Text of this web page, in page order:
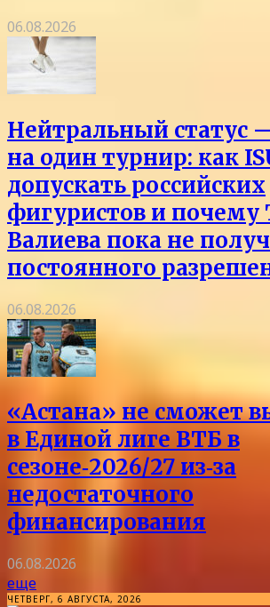
06.08.2026
Нейтральный статус
на один турнир: как
допускать российских
фигуристов и почему
Валиева пока не
постоянного
06.08.2026
«Астана» не сможет
в Единой лиге ВТБ в
сезоне‑2026/27 из‑за
недостаточного
финансирования
06.08.2026
еще
ЧЕТВЕРГ, 6 АВГУСТА, 2026